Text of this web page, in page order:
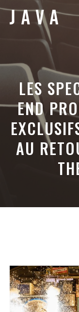
Aller
LES
END
AU